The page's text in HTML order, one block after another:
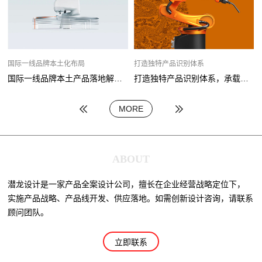
国际一线品牌本土化布局 打造独特产品识别体系
打造独特产品识别体系，承载国产机器人品牌梦
MORE
ABOUT
潜龙设计是一家产品全案设计公司，擅长在企业经营战略定位下，
实施产品战略、产品线开发、供应落地。如需创新设计咨询，请联系
顾问团队。
立即联系